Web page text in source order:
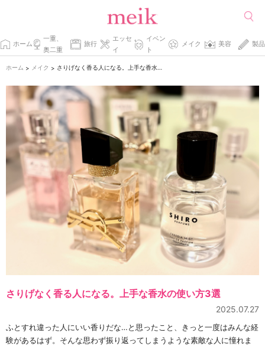
ホーム
一重、
奥二重
旅行
エッセ
イ
イベン
ト
メイク 美容 製品
ホーム > メイク > さりげなく香る人になる。上手な香水の使い方3選
さりげなく香る人になる。上手な香水の使い方3選
2025.07.27
ふとすれ違った人にいい香りだな…と思ったこと、きっと一度はみんな経
験があるはず。そんな思わず振り返ってしまうような素敵な人に憧れま